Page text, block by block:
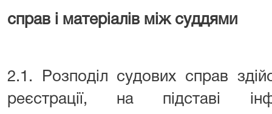
справ і матеріалів між суддями
2.1. Розподіл судових справ
реєстрації, на підставі